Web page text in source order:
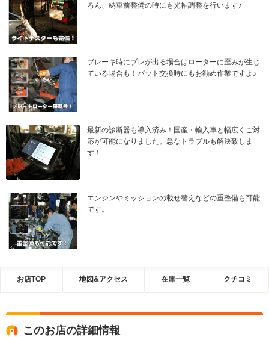
ろん、納車前整備の時にも光軸調整を行います♪
ブレーキ時にブレが出る場合はローターに歪みが生じ
ている場合も！パット交換時にもお勧め作業ですよ♪
最新の診断器も導入済み！国産・輸入車と幅広くご対
応が可能になりました。急なトラブルも解決致しま
す！
エンジンやミッションの載せ替えなどの重整備も可能
です。
お店TOP 地図&アクセス 在庫一覧 クチコミ
このお店の詳細情報